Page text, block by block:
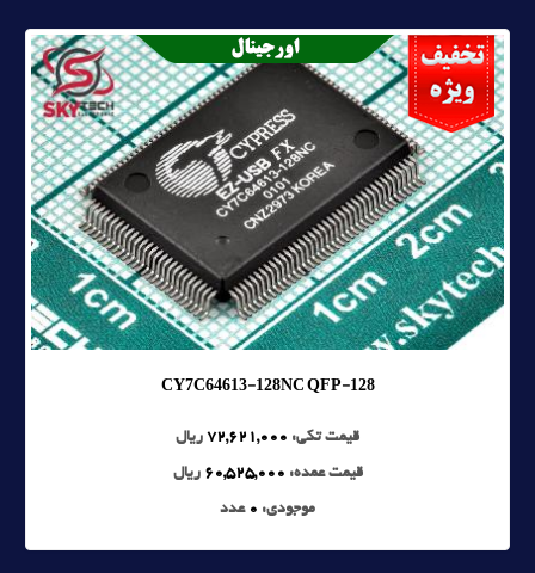
CY7C64613-128NC QFP-128
قیمت تکی: 72,621,000 ریال
قیمت عمده: 60,525,000 ریال
موجودی: 0 عدد